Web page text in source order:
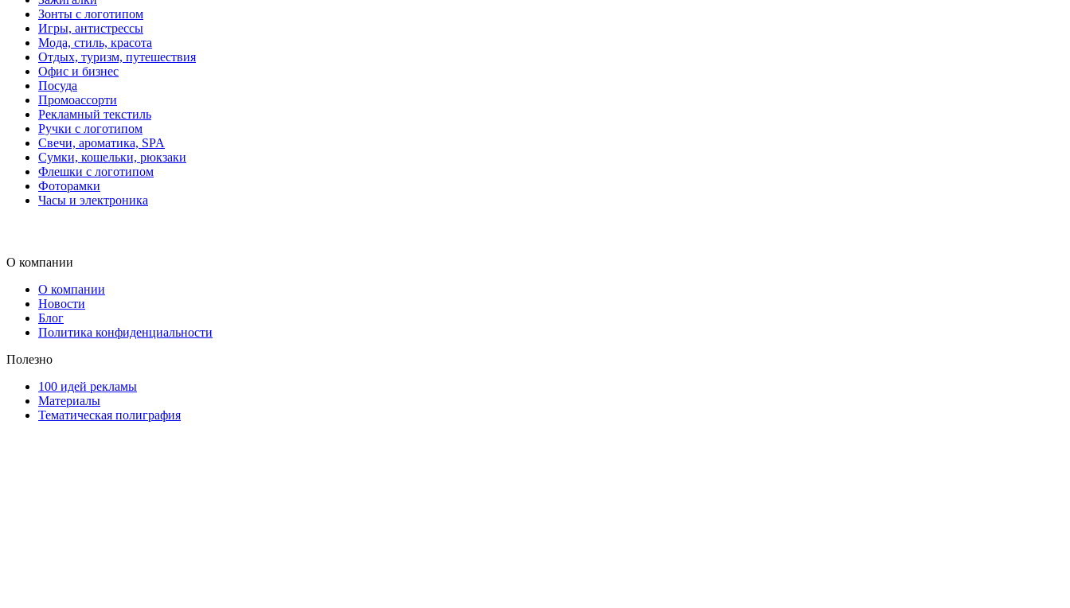
Зонты с логотипом
Игры, антистрессы
Мода, стиль, красота
Отдых, туризм, путешествия
Офис и бизнес
Посуда
Промоассорти
Рекламный текстиль
Ручки с логотипом
Свечи, ароматика, SPA
Сумки, кошельки, рюкзаки
Флешки с логотипом
Фоторамки
Часы и электроника
О компании
О компании
Новости
Блог
Политика конфиденциальности
Полезно
100 идей рекламы
Материалы
Тематическая полиграфия